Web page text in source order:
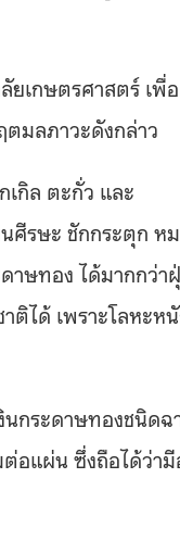
ยเกษตรศาสตร์ เพื่อ
ตมลภาวะดังกล่าว
กิล ตะกั่ว และ
นศีรษะ ชักกระตุก ห
าษทอง ได้มากกว่า
ติได้ เพราะโลหะห
นกระดาษทองชนิดฉ
อแผ่น ซึ่งถือได้ว่า